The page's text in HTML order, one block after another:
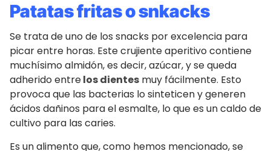
Patatas fritas o snkacks
Se trata de uno de los snacks por excelencia para
picar entre horas. Este crujiente aperitivo contiene
muchísimo almidón, es decir, azúcar, y se queda
adherido entrelos dientes muy fácilmente. Esto
provoca que las bacterias lo sinteticen y generen
ácidos dañinos para el esmalte, lo que es un caldo de
cultivo para las caries.
Es un alimento que, como hemos mencionado, se